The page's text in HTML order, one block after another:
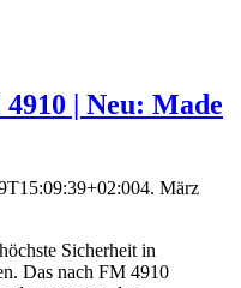
| Neu: Made
4. März
Sicherheit in
Das nach FM 4910